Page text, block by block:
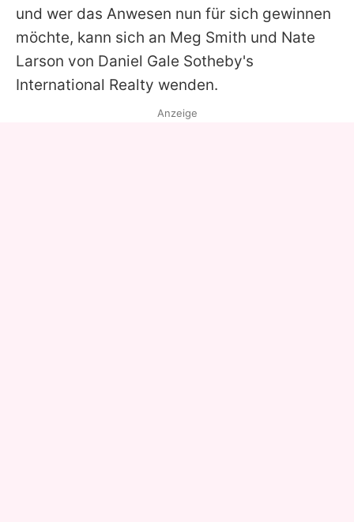
und wer das Anwesen nun für sich gewinnen
möchte, kann sich an Meg Smith und Nate
Larson von Daniel Gale Sotheby's
International Realty wenden.
Anzeige